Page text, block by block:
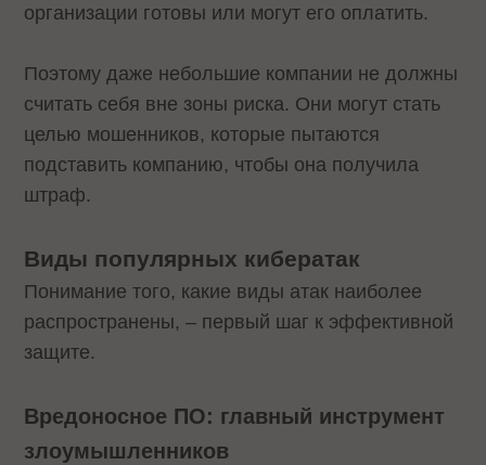
организации готовы или могут его оплатить.
Поэтому даже небольшие компании не должны
считать себя вне зоны риска. Они могут стать
целью мошенников, которые пытаются
подставить компанию, чтобы она получила
штраф.
Виды популярных кибератак
Понимание того, какие виды атак наиболее
распространены, – первый шаг к эффективной
защите.
Вредоносное ПО: главный инструмент
злоумышленников